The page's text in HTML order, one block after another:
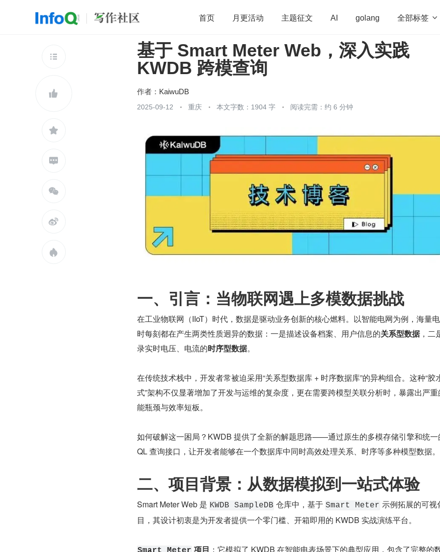
首页 月更活动 主题征文 AI golang 全部标签 
开源 架构 OpenHarmony 算法 学习方法 Web3.0
团队管理 程序员 运维
查看更多







基于 Smart Meter Web，深入实践
KWDB 跨模查询
作者： KaiwuDB
2025-09-12 重庆 本文字数：1904 字 阅读完需：约 6 分钟
一、引言：当物联网遇上多模数据挑战
在工业物联网（IIoT）时代，数据是驱动业务创新的核心燃料。以智能电网为例，海量
时每刻都在产生两类性质迥异的数据：一是描述设备档案、用户信息的关系型数据，二
录实时电压、电流的时序型数据。
在传统技术栈中，开发者常被迫采用“关系型数据库 + 时序数据库”的异构组合。这种“胶
式”架构不仅显著增加了开发与运维的复杂度，更在需要跨模型关联分析时，暴露出严重
能瓶颈与效率短板。
如何破解这一困局？KWDB 提供了全新的解题思路——通过原生的多模存储引擎和统一
QL 查询接口，让开发者能够在一个数据库中同时高效处理关系、时序等多种模型数据。
二、项目背景：从数据模拟到一站式体验
Smart Meter Web 是 KWDB SampleDB 仓库中，基于 Smart Meter 示例拓展的可视
目，其设计初衷是为开发者提供一个零门槛、开箱即用的 KWDB 实战演练平台。
项目 ：它模拟了 KWDB 在智能电表场景下的典型应用，包含了完整的